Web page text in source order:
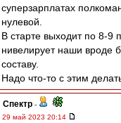
суперзарплатах
нулевой.
В старте выходит по 8-9
нивелирует наши вроде
составу.
Надо что-то с этим
Спектр -
29 май 2023 20:14